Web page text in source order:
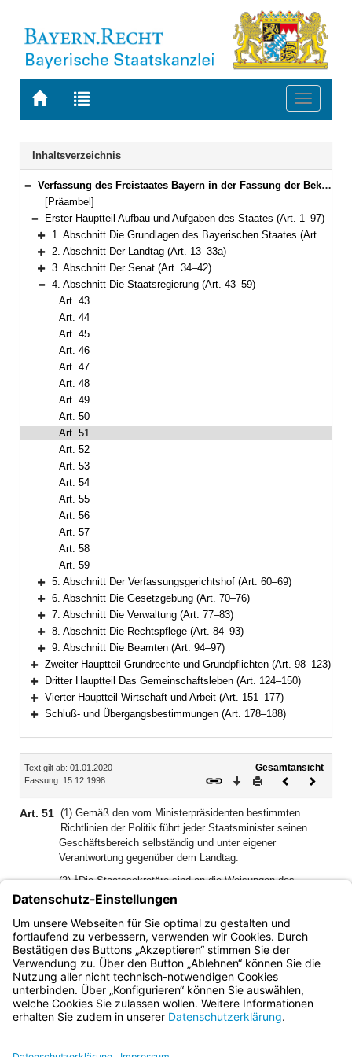
Zur
BAYERN.RECHT
Zur
letzten
Suche
Toggle
Navigation
Inhaltsverzeichnis
Bereich reduzieren
Verfassung des Freistaates Bayern in der Fassung der Bekanntmachung vom 15. Dezember 1998 (GVBl. S. 991, 992) BayRS 100-1-I (Art. 1–188)
[Präambel]
Bereich reduzieren
Erster Hauptteil Aufbau und Aufgaben des Staates (Art. 1–97)
Bereich erweitern
1. Abschnitt Die Grundlagen des Bayerischen Staates (Art. 1–12)
Bereich erweitern
2. Abschnitt Der Landtag (Art. 13–33a)
Bereich erweitern
3. Abschnitt Der Senat (Art. 34–42)
Bereich reduzieren
4. Abschnitt Die Staatsregierung (Art. 43–59)
Art. 43
Art. 44
Art. 45
Art. 46
Art. 47
Art. 48
Art. 49
Art. 50
Art. 51
Art. 52
Art. 53
Art. 54
Art. 55
Art. 56
Art. 57
Art. 58
Art. 59
Bereich erweitern
5. Abschnitt Der Verfassungsgerichtshof (Art. 60–69)
Bereich erweitern
6. Abschnitt Die Gesetzgebung (Art. 70–76)
Bereich erweitern
7. Abschnitt Die Verwaltung (Art. 77–83)
Bereich erweitern
8. Abschnitt Die Rechtspflege (Art. 84–93)
Bereich erweitern
9. Abschnitt Die Beamten (Art. 94–97)
Bereich erweitern
Zweiter Hauptteil Grundrechte und Grundpflichten (Art. 98–123)
Bereich erweitern
Dritter Hauptteil Das Gemeinschaftsleben (Art. 124–150)
Bereich erweitern
Vierter Hauptteil Wirtschaft und Arbeit (Art. 151–177)
Schluß- und Übergangsbestimmungen (Art. 178–188)
Inhalt
Text gilt ab: 01.01.2020
Fassung: 15.12.1998
Gesamtansicht
Download
DruckenVorheriges
Art. 51 (1) Gemäß den vom Ministerpräsidenten bestimmten
Richtlinien der Politik führt jeder Staatsminister seinen
Geschäftsbereich selbständig und unter eigener
Verantwortung gegenüber dem Landtag.
(2)1Die Staatssekretäre sind an die Weisungen des
Staatsministers, dem sie zugewiesen sind, gebunden.
Falle der Verhinderung des Staatsministers handeln sie
selbständig und unter eigener Verantwortung gegenüber
dem Landtag.
Bayern.de
BayernPortal